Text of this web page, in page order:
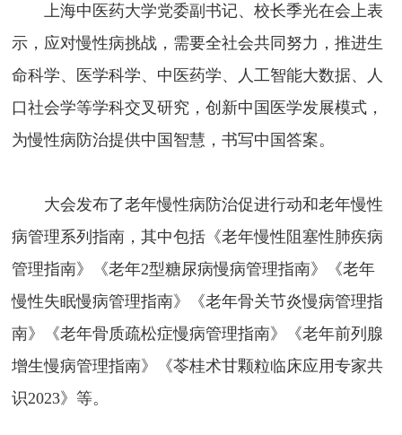
上海中医药大学党委副书记、校长季光在会上表
示，应对慢性病挑战，需要全社会共同努力，推进生
命科学、医学科学、中医药学、人工智能大数据、人
口社会学等学科交叉研究，创新中国医学发展模式，
为慢性病防治提供中国智慧，书写中国答案。
大会发布了老年慢性病防治促进行动和老年慢性
病管理系列指南，其中包括《老年慢性阻塞性肺疾病
管理指南》《老年2型糖尿病慢病管理指南》《老年
慢性失眠慢病管理指南》《老年骨关节炎慢病管理指
南》《老年骨质疏松症慢病管理指南》《老年前列腺
增生慢病管理指南》《苓桂术甘颗粒临床应用专家共
识2023》等。